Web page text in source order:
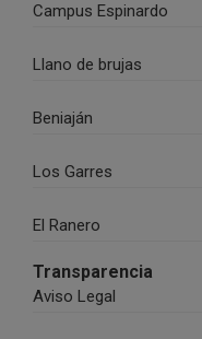
Campus Espinardo
Llano de brujas
Beniaján
Los Garres
El Ranero
Transparencia
Aviso Legal